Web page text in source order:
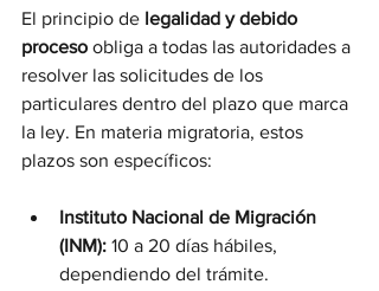
El principio de legalidad y debido
proceso obliga a todas las autoridades a
resolver las solicitudes de los
particulares dentro del plazo que marca
la ley. En materia migratoria, estos
plazos son específicos:
Instituto Nacional de Migración
(INM): 10 a 20 días hábiles,
dependiendo del trámite.